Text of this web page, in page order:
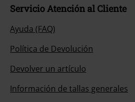
Servicio Atención al Cliente
Ayuda (FAQ)
Política de Devolución
Devolver un artículo
Información de tallas generales